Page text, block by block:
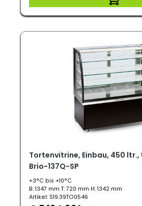
Tortenvitrine, Einbau, 450
Brio-137Q-SP
+3°C bis +10°C
B: 1347 mm T: 720 mm H: 1342 mm
Artikel: S19.39TO0546